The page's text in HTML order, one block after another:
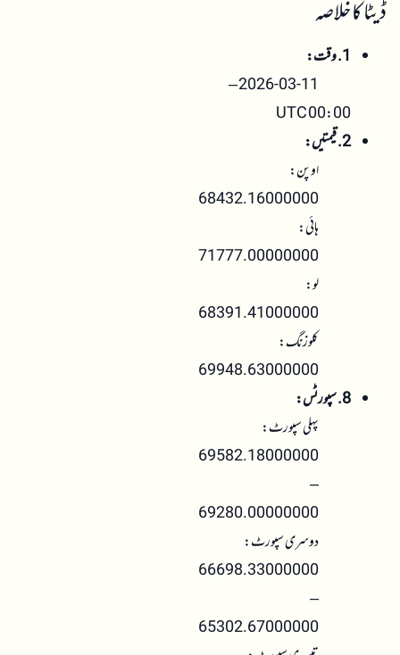
ڈیٹا کا خلاصہ
1. وقت:
2026-03-11 –
00:00 UTC
2. قیمتیں:
اوپن:
68432.16000000
ہائی:
71777.00000000
لو:
68391.41000000
کلوزنگ:
69948.63000000
8. سپورٹس:
پہلی سپورٹ:
69582.18000000
–
69280.00000000
دوسری سپورٹ:
66698.33000000
–
65302.67000000